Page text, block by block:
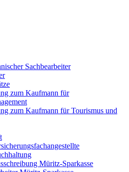
Sachbearbeiter
zum Kaufmann für
zum Kaufmann für Tourismus und
Müritz-Sparkasse